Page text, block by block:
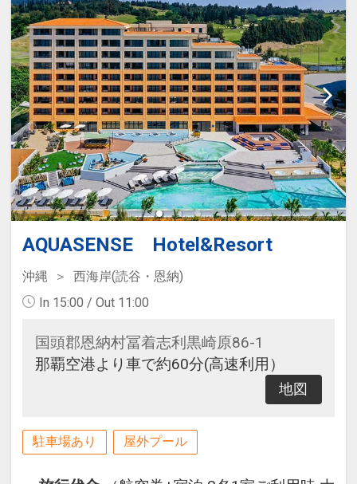
【２連泊特典】
・スイーツバイキング滞在中1回無
料、２連泊以上スパ滞在中1回無料
【３連泊特典】
・夕食バイキング1回無料
【４連泊特典】
・夕食バイキング滞在中１回無料
・スイーツバイキング滞在中１回無
料
特典の詳細につきましてはホテルに
直接お問い合わせくださいませ。
AQUASENSE Hotel&Resort
沖縄
西海岸(読谷・恩納)
In 15:00 / Out 11:00
国頭郡恩納村冨着志利黒崎原86-1
那覇空港より車で約60分(高速利用）
地図
駐車場あり 屋外プール